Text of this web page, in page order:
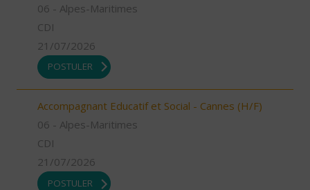
06 - Alpes-Maritimes
CDI
21/07/2026
POSTULER
Accompagnant Educatif et Social - Cannes (H/F)
06 - Alpes-Maritimes
CDI
21/07/2026
POSTULER